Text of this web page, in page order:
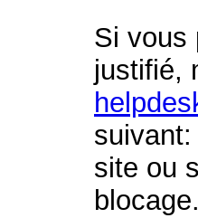
Si vous
justifié,
site ou
blocage.